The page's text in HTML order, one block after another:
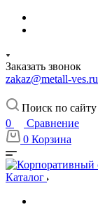
Заказать звонок
zakaz@metall-ves.ru
Поиск по сайту
0
Сравнение
0 Корзина
Каталог